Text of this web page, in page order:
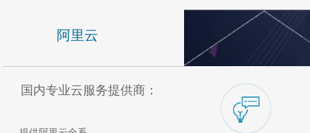
阿里云
国内专业云服务提供商：